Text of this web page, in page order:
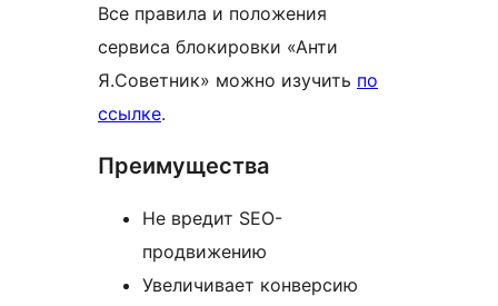
Все правила и положения
сервиса блокировки «Анти
Я.Советник» можно изучить по
ссылке.
Преимущества
Не вредит SEO-
продвижению
Увеличивает конверсию